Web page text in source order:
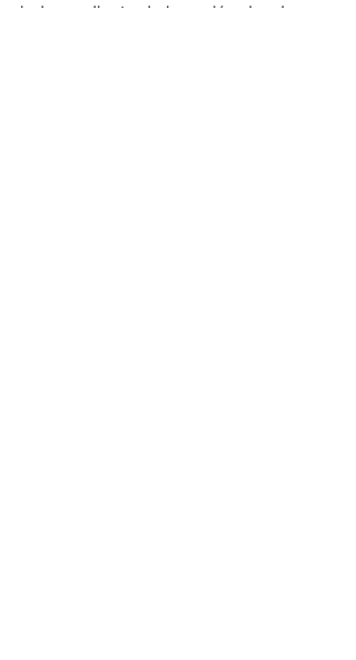
independiente de la región donde se